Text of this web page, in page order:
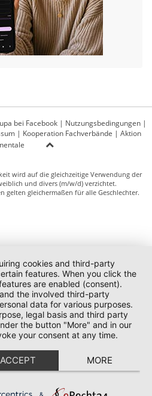
bei Facebook | Nutzungsbedingungen |
| Kooperation Fachverbände | Aktion
wird auf die gleichzeitige Verwendung der
und divers (m/w/d) verzichtet.
gelten gleichermaßen für alle Geschlechter.
cookies and third-party
features. When you click the
are enabled (consent).
the involved third-party
data for various purposes.
legal basis and third party
the button "More" and in our
your consent at any time.
ACCEPT MORE
&